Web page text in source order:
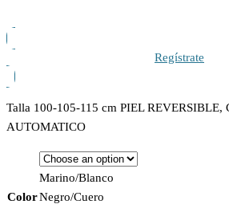
Regístrate
Talla 100-105-115 cm PIEL REVERSIBLE,
AUTOMATICO
Color
Marino/Blanco
Negro/Cuero